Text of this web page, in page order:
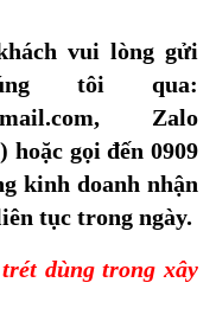
vui lòng gửi
tôi qua:
Zalo
hoặc gọi đến 0909
kinh doanh nhận
tục trong ngày.
dùng trong xây